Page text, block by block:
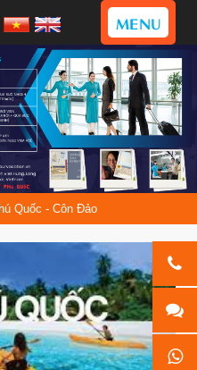
MENU
Quốc - Côn Đảo